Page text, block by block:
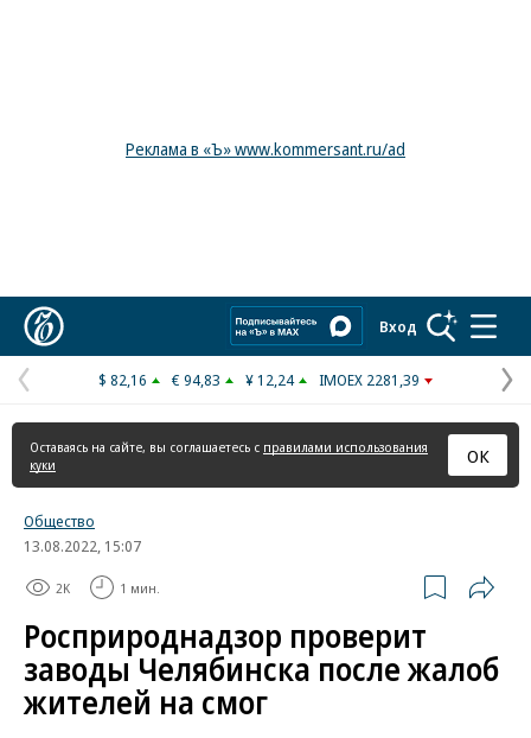
Реклама в «Ъ» www.kommersant.ru/ad
Вход
Предыдущая
страница
$ 82,16 € 94,83 ¥ 12,24 IMOEX 2281,39
Оставаясь на сайте, вы соглашаетесь с правилами использования
куки
ОК
Общество
13.08.2022, 15:07
2K 1 мин.
Росприроднадзор проверит
заводы Челябинска после жалоб
жителей на смог